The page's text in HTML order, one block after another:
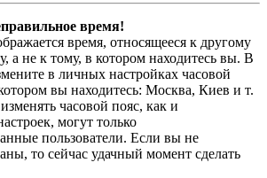
время!
время, относящееся к другому
а не к тому, в котором находитесь вы. В
в личных настройках часовой
вы находитесь: Москва, Киев и т.
часовой пояс, как и
могут только
пользователи. Если вы не
то сейчас удачный момент сделать